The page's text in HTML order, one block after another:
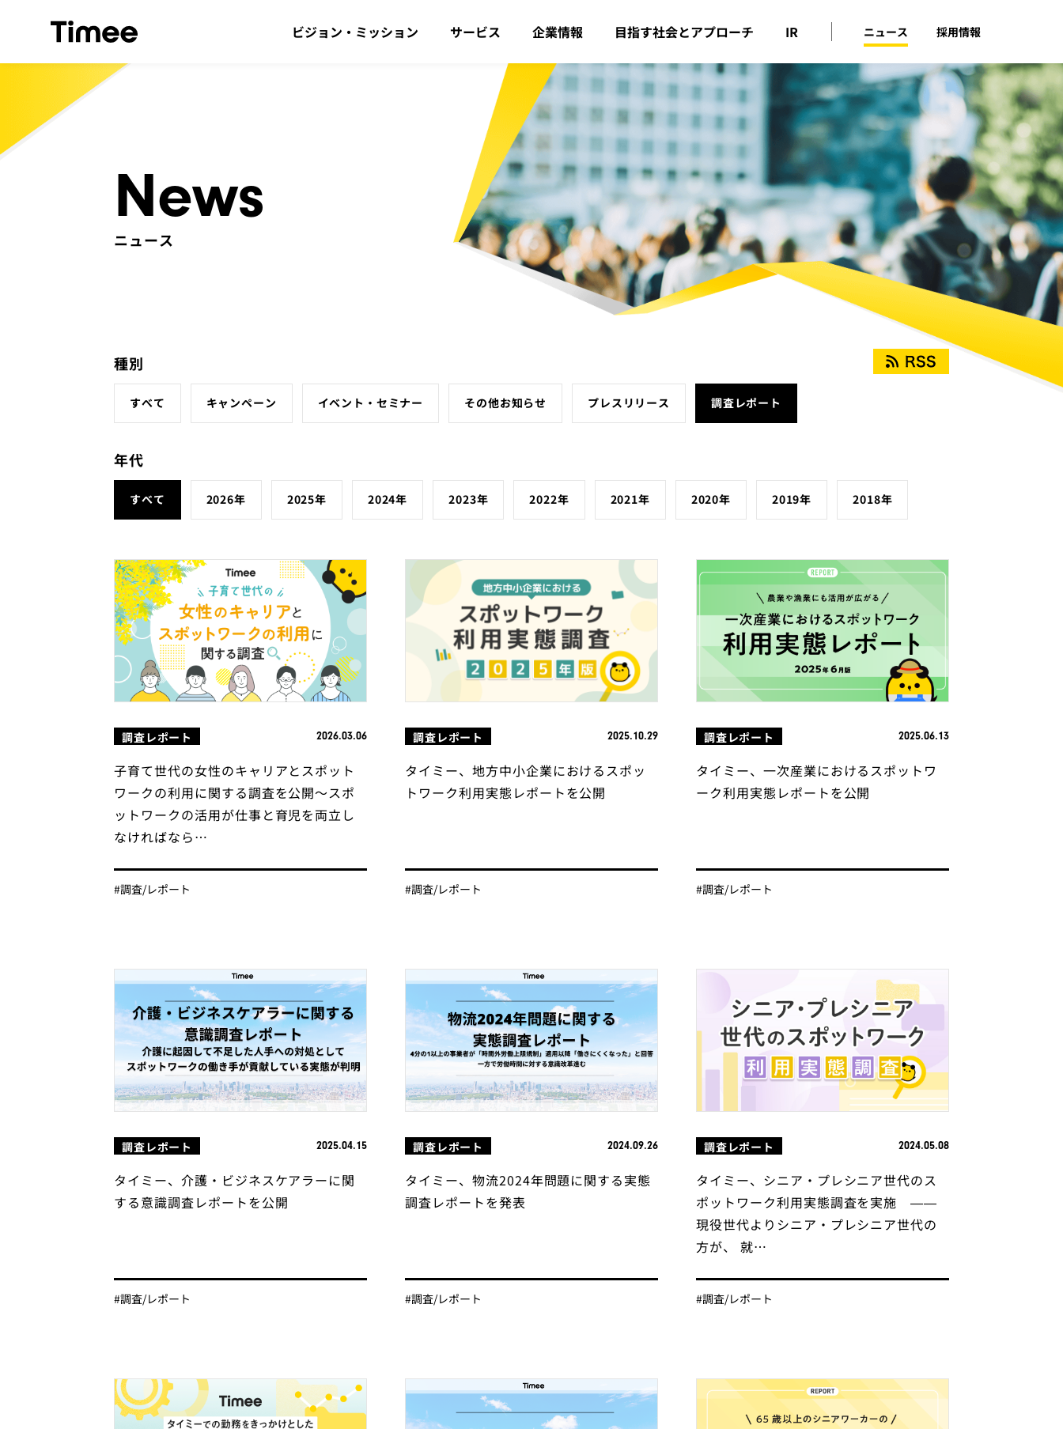
ビジョン・ミッション サービス 企業情報 目指す社会とアプローチ IR ニュース 採用情報
News
ニュース
種別
すべて キャンペーン イベント・セミナー その他お知らせ プレスリリース 調査レポート
年代
すべて 2026年 2025年 2024年 2023年 2022年 2021年 2020年 2019年 2018年
調査レポート 2026.03.06
子育て世代の女性のキャリアとスポット
ワークの利用に関する調査を公開〜スポ
ットワークの活用が仕事と育児を両立し
なければなら…
#調査/レポート
調査レポート 2025.10.29
タイミー、地方中小企業におけるスポッ
トワーク利用実態レポートを公開
#調査/レポート
調査レポート 2025.06.13
タイミー、一次産業におけるスポットワ
ーク利用実態レポートを公開
#調査/レポート
調査レポート 2025.04.15
タイミー、介護・ビジネスケアラーに関
する意識調査レポートを公開
#調査/レポート
調査レポート 2024.09.26
タイミー、物流2024年問題に関する実態
調査レポートを発表
#調査/レポート
調査レポート 2024.05.08
タイミー、シニア・プレシニア世代のス
ポットワーク利用実態調査を実施 ——
現役世代よりシニア・プレシニア世代の
方が、 就…
#調査/レポート